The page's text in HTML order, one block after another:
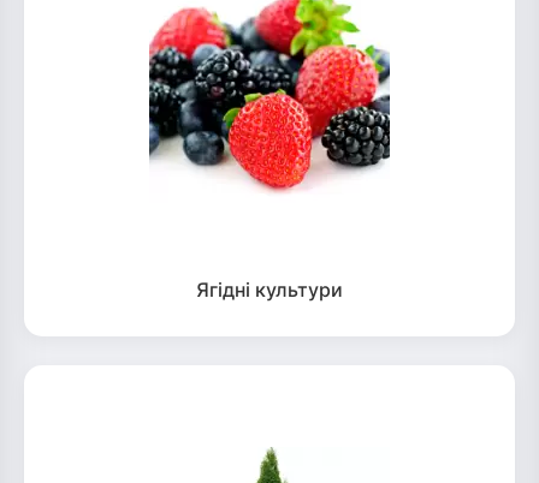
Ягідні культури